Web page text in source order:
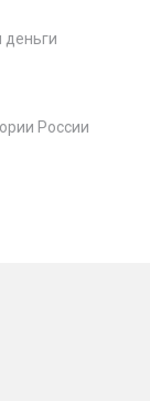
деньги
России